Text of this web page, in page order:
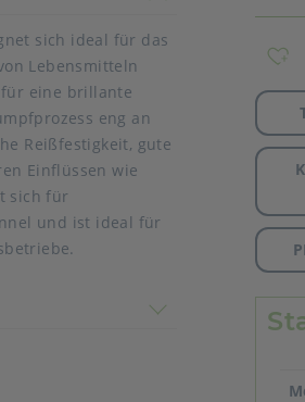
sich ideal für das
Lebensmitteln
für eine brillante
eng an
Reißfestigkeit, gute
Einflüssen wie
sich für
und ist ideal für